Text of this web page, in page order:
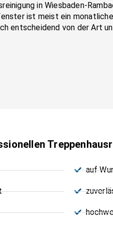
in Wiesbaden-
ist meist ein
entscheidend von der Art
auf